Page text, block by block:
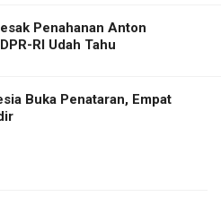
Penahanan Anton
RI Udah Tahu
Buka Penataran, Empat